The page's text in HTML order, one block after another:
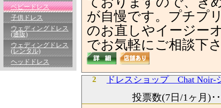
ベビードレス
子供ドレス
ウェディングドレス
(通販)
ウェディングドレス
(レンタル)
ヘッドドレス
が自慢です。プチプ
のお直しやイージー
でお気軽にご相談下
2 ドレスショップ Chat Noir-
投票数(7日/1ヶ月)